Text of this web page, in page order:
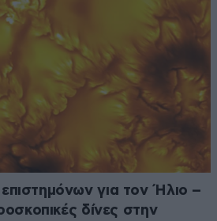
για τον Ήλιο –
δίνες στην